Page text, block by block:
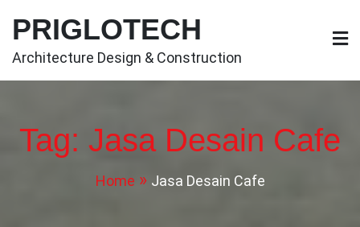
content
PRIGLOTECH
Architecture Design & Construction
Tag: Jasa Desain Cafe
Home Jasa Desain Cafe